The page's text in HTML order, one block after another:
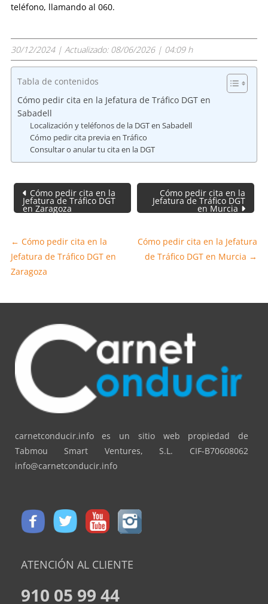
teléfono, llamando al 060.
30/12/2024 | Actualizado: 08/06/2026 | 04:09 h
Tabla de contenidos
Cómo pedir cita en la Jefatura de Tráfico DGT en
Sabadell
Localización y teléfonos de la DGT en Sabadell
Cómo pedir cita previa en Tráfico
Consultar o anular tu cita en la DGT
Navegación
de
entradas
Cómo pedir cita en la
Jefatura de Tráfico DGT
en Zaragoza
Cómo pedir cita en la
Jefatura de Tráfico DGT
en Murcia
← Cómo pedir cita en la
Jefatura de Tráfico DGT en
Zaragoza
Cómo pedir cita en la Jefatura
de Tráfico DGT en Murcia →
carnetconducir.info es un sitio web propiedad de
Tabmou Smart Ventures, S.L. CIF-B70608062
info@carnetconducir.info
ATENCIÓN AL CLIENTE
910 05 99 44